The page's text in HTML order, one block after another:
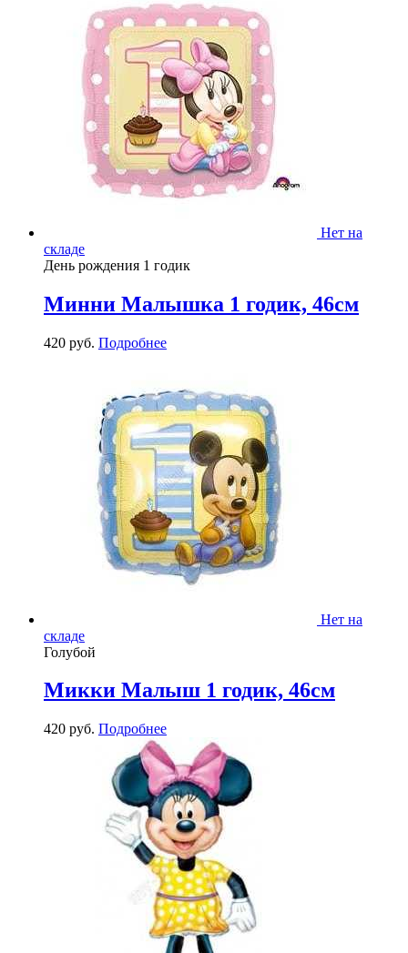
Нет на
складе
День рождения 1 годик
Минни Малышка 1 годик, 46см
420 руб. Подробнее
Нет на
складе
Голубой
Микки Малыш 1 годик, 46см
420 руб. Подробнее